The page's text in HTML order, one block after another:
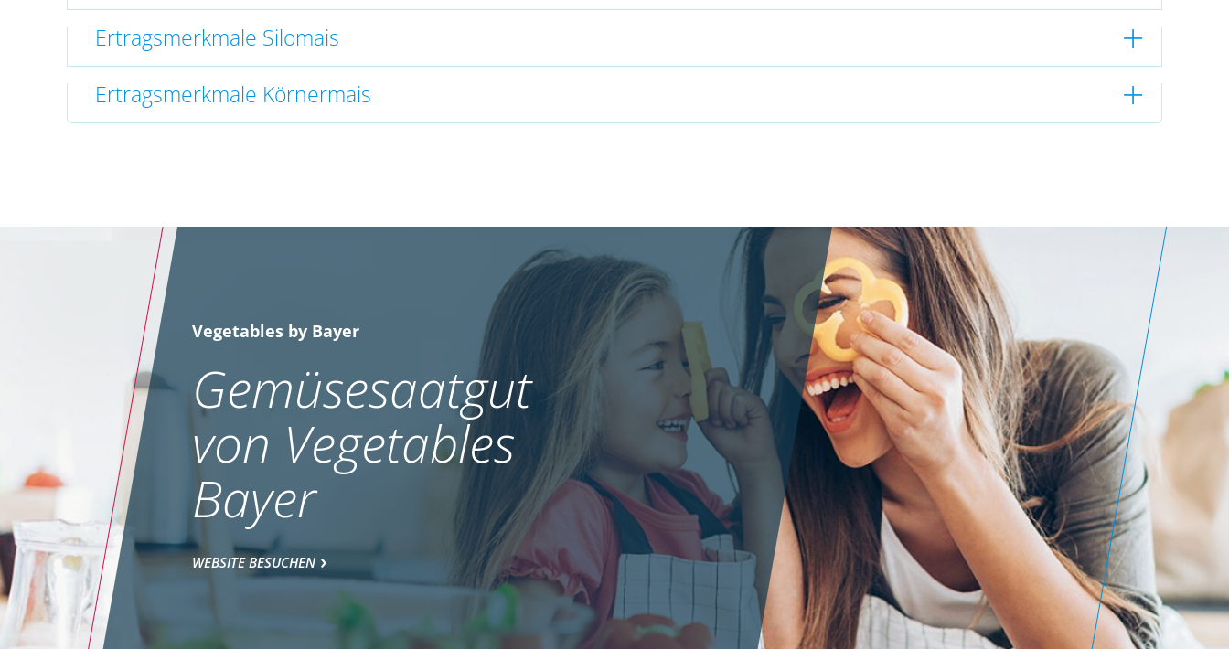
Ertragsmerkmale Silomais
Ertragsmerkmale Körnermais
Vegetables by Bayer
Gemüsesaatgut
von Vegetables
Bayer
WEBSITE BESUCHEN